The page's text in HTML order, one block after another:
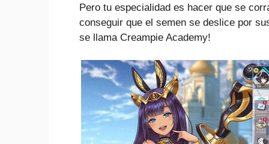
Pero tu especialidad es hacer que se
conseguir que el semen se deslice por
se llama Creampie Academy!